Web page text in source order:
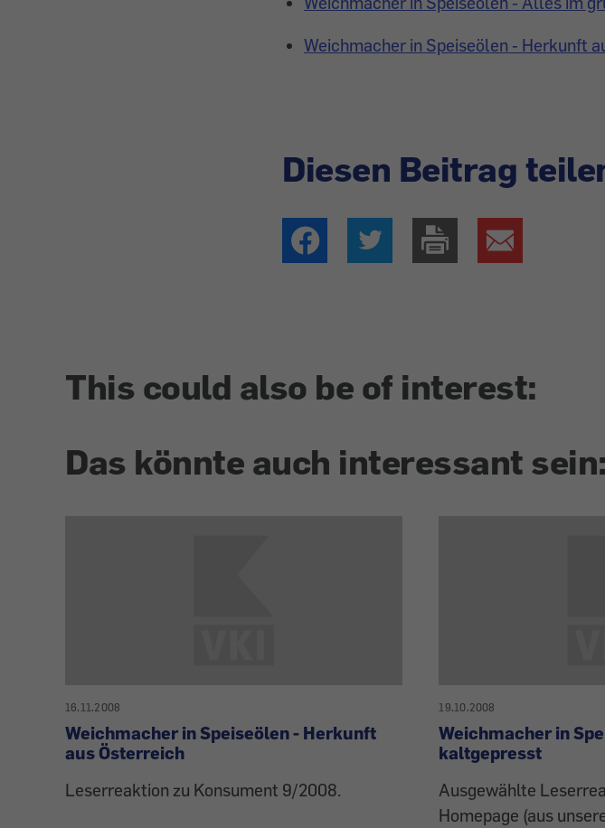
Weichmacher in Speiseölen - Herkunft
Diesen Beitrag
This could also be of interest:
Das könnte auch interessant sein:
16.11.2008
Weichmacher in Speiseölen - Herkunft
aus Österreich
Leserreaktion zu Konsument 9/2008.
19.10.2008
Weichmacher in
kaltgepresst
Ausgewählte
Homepage (aus